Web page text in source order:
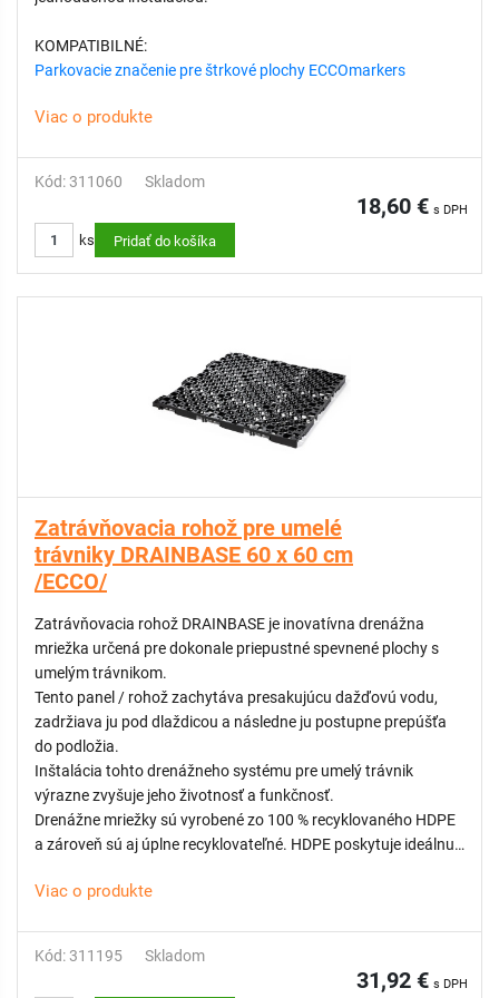
KOMPATIBILNÉ:
Parkovacie značenie pre štrkové plochy ECCOmarkers
Viac o produkte
Kód: 311060 Skladom
18,60 € s DPH
ks Pridať do košíka
Zatrávňovacia rohož pre umelé
trávniky DRAINBASE 60 x 60 cm
/ECCO/
Zatrávňovacia rohož DRAINBASE je inovatívna drenážna
mriežka určená pre dokonale priepustné spevnené plochy s
umelým trávnikom.
Tento panel / rohož zachytáva presakujúcu dažďovú vodu,
zadržiava ju pod dlaždicou a následne ju postupne prepúšťa
do podložia.
Inštalácia tohto drenážneho systému pre umelý trávnik
výrazne zvyšuje jeho životnosť a funkčnosť.
Drenážne mriežky sú vyrobené zo 100 % recyklovaného HDPE
a zároveň sú aj úplne recyklovateľné. HDPE poskytuje ideálnu
teplotách. Rohož vytvára tepelný nárazník medzi podkladom a
Drenážna mriežka / rohož má špeciálnu šachovnicovú
štruktúru, ktorá zaručuje rovnomerné rozloženie zaťaženia na
Viac o produkte
Kód: 311195 Skladom
31,92 € s DPH